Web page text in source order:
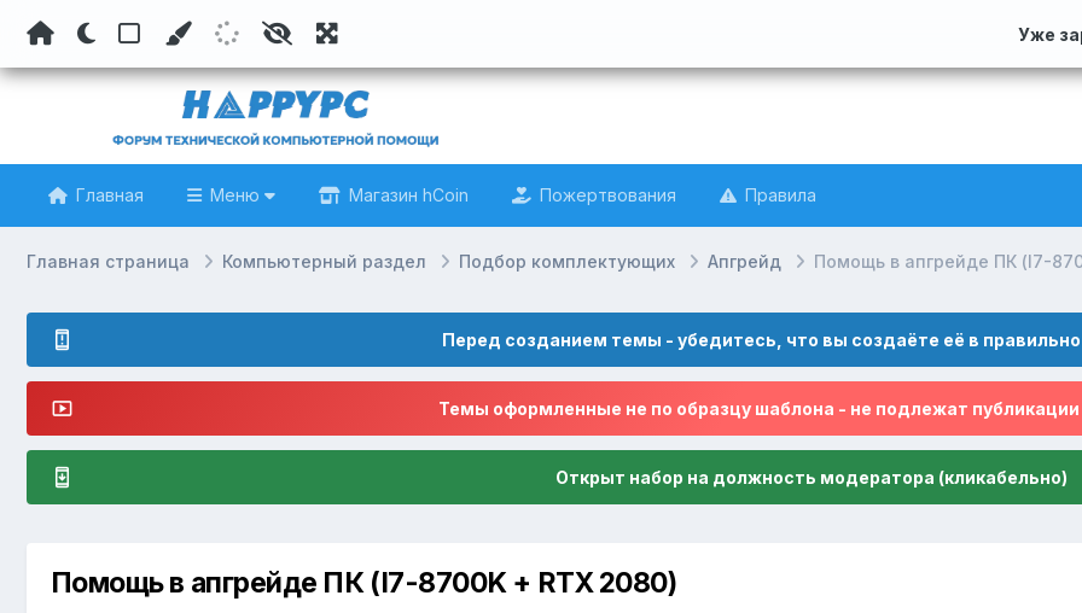
Уже
Главная Меню Магазин hCoin Пожертвования Правила
Главная страница Компьютерный раздел Подбор комплектующих Апгрейд Помощь в апгрейде ПК (I7-
Перед созданием темы - убедитесь, что вы создаёте её в
Темы оформленные не по образцу шаблона - не подлежат
Открыт набор на должность модератора (кликабельно)
Помощь в апгрейде ПК (I7-8700K + RTX 2080)